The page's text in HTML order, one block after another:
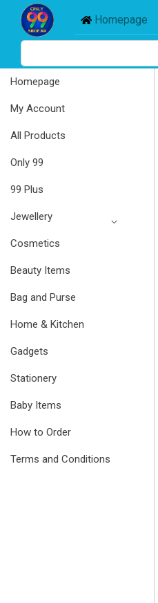
Homepage
Homepage
My Account
All Products
Only 99
99 Plus
Jewellery
Cosmetics
Beauty Items
Bag and Purse
Home & Kitchen
Gadgets
Stationery
Baby Items
How to Order
Terms and Conditions